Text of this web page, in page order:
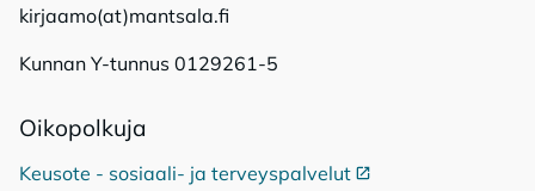
kirjaamo(at)mantsala.fi
Kunnan Y-tunnus 0129261-5
Oi­ko­pol­ku­ja
Keusote - sosiaali- ja terveyspalvelut Ulkoinen linkki